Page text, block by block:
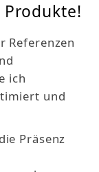
Referenzen
ich
und
Präsenz